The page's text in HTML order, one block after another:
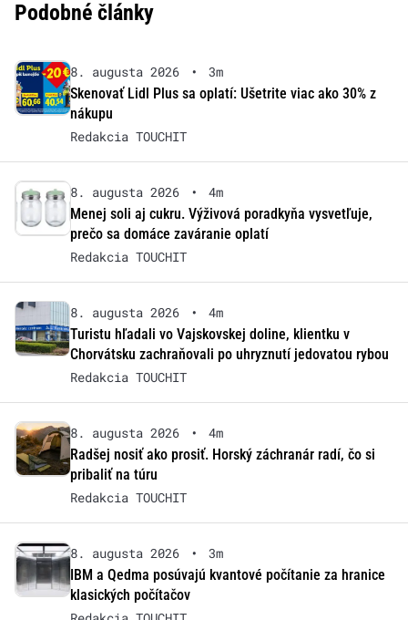
Podobné články
8. augusta 2026 •
3m
Skenovať Lidl Plus sa oplatí: Ušetrite viac ako 30% z
nákupu
Redakcia TOUCHIT
8. augusta 2026 •
4m
Menej soli aj cukru. Výživová poradkyňa vysvetľuje,
prečo sa domáce zaváranie oplatí
Redakcia TOUCHIT
8. augusta 2026 •
4m
Turistu hľadali vo Vajskovskej doline, klientku v
Chorvátsku zachraňovali po uhryznutí jedovatou rybou
Redakcia TOUCHIT
8. augusta 2026 •
4m
Radšej nosiť ako prosiť. Horský záchranár radí, čo si
pribaliť na túru
Redakcia TOUCHIT
8. augusta 2026 •
3m
IBM a Qedma posúvajú kvantové počítanie za hranice
klasických počítačov